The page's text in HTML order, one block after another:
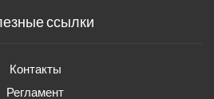
ссылки
Контакты
Регламент